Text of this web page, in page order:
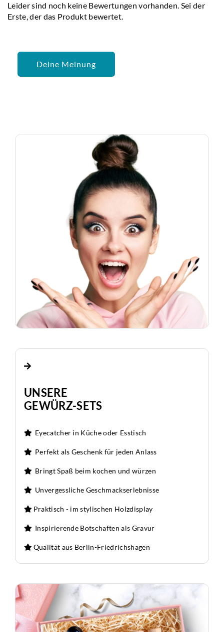
Leider sind noch keine Bewertungen vorhanden. Sei der
Erste, der das Produkt bewertet.
Deine Meinung
UNSERE
GEWÜRZ-SETS
Eyecatcher in Küche oder Esstisch
Perfekt als Geschenk für jeden Anlass
Bringt Spaß beim kochen und würzen
Unvergessliche Geschmackserlebnisse
Praktisch - im stylischen Holzdisplay
Inspirierende Botschaften als Gravur
Qualität aus Berlin-Friedrichshagen